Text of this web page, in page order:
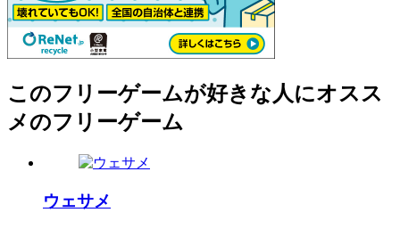
このフリーゲームが好きな人にオスス
メのフリーゲーム
ウェサメ